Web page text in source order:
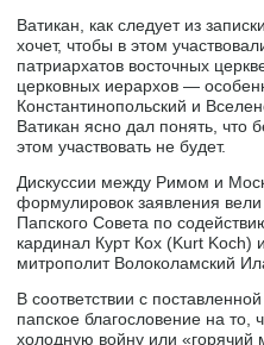
Ватикан, как следует из
хочет, чтобы в этом
патриархатов восточных
церковных иерархов —
Константинопольский и
Ватикан ясно дал понять,
этом участвовать не будет.
Дискуссии между Римом и
формулировок заявления вели
Папского Совета по
кардинал Курт Кох (Kurt Koch)
митрополит Волоколамский
В соответствии с
папское благословение на
холодную войну или